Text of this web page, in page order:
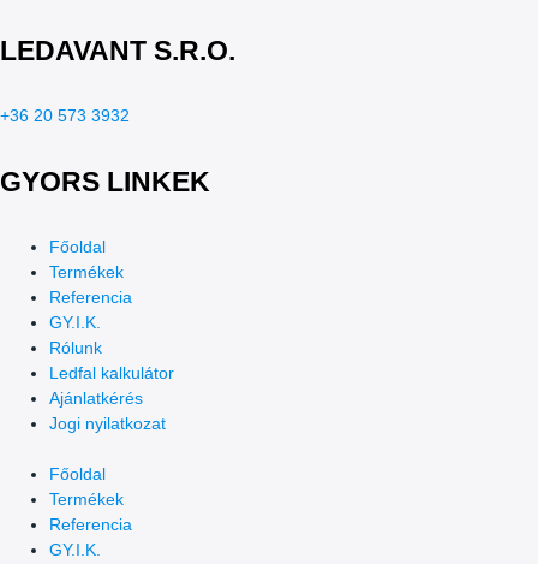
LEDAVANT S.R.O.
+36 20 573 3932
GYORS LINKEK
Főoldal
Termékek
Referencia
GY.I.K.
Rólunk
Ledfal kalkulátor
Ajánlatkérés
Jogi nyilatkozat
Főoldal
Termékek
Referencia
GY.I.K.